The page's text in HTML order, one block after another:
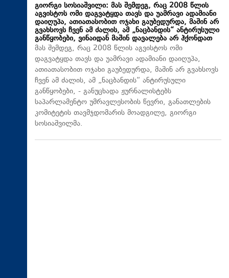
გიორგი სოსიაშვილი: მას შემდეგ, რაც 2008 წლის
აგვისტოს ომი დაგვატყდა თავს და უამრავი ადამიანი
დაიღუპა, ათიათასობით ოჯახი გაუბედურდა, მაშინ არ
გვახსოვს ჩვენ ამ ძალის, ამ „ნაცბანდის“ ანტირუსული
განწყობები, ვინაიდან მაშინ დავალება არ ჰქონდათ
მას შემდეგ, რაც 2008 წლის აგვისტოს ომი
დაგვატყდა თავს და უამრავი ადამიანი დაიღუპა,
ათიათასობით ოჯახი გაუბედურდა, მაშინ არ გვახსოვს
ჩვენ ამ ძალის, ამ „ნაცბანდის“ ანტირუსული
განწყობები, - განუცხადა ჟურნალისტებს
საპარლამენტო უმრავლესობის წევრი, განათლების
კომიტეტის თავმჯდომარის მოადგილე, გიორგი
სოსიაშვილმა.